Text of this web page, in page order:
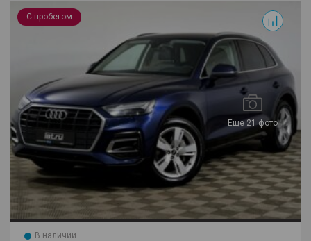
С пробегом
Еще 21 фото
Q5
В наличии